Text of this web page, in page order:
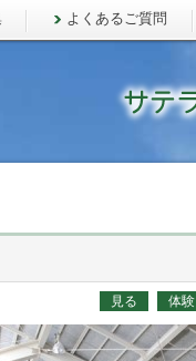
よくあるご質問
体験
見る